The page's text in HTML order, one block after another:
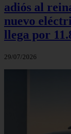
adiós al
nuevo
llega por
29/07/2026